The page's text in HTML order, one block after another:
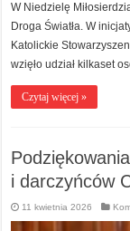
W Niedzielę
Droga Światła. W
Katolickie
wzięło udział kilkaset
Czytaj więcej »
i darczyńców
11 kwietnia 2026